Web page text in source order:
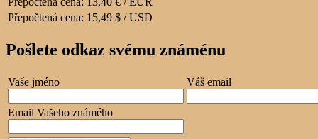
Přepočtená cena: 15,49 $ / USD
Pošlete odkaz svému známénu
Vaše jméno Váš email
Email Vašeho známého